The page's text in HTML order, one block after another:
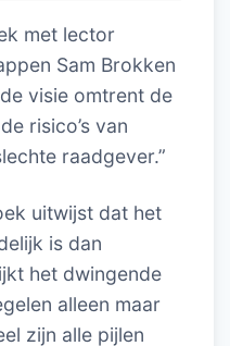
met lector
Sam Brokken
visie omtrent de
risico’s van
raadgever.”
uitwijst dat het
is dan
het dwingende
alleen maar
zijn alle pijlen